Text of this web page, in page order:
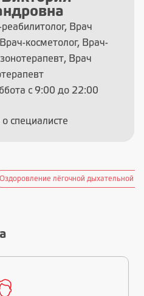
реабилитолог, Врач
косметолог, Врач-
Врач
с 9:00 до 22:00
специалисте
Оздоровление лёгочной дыхательной